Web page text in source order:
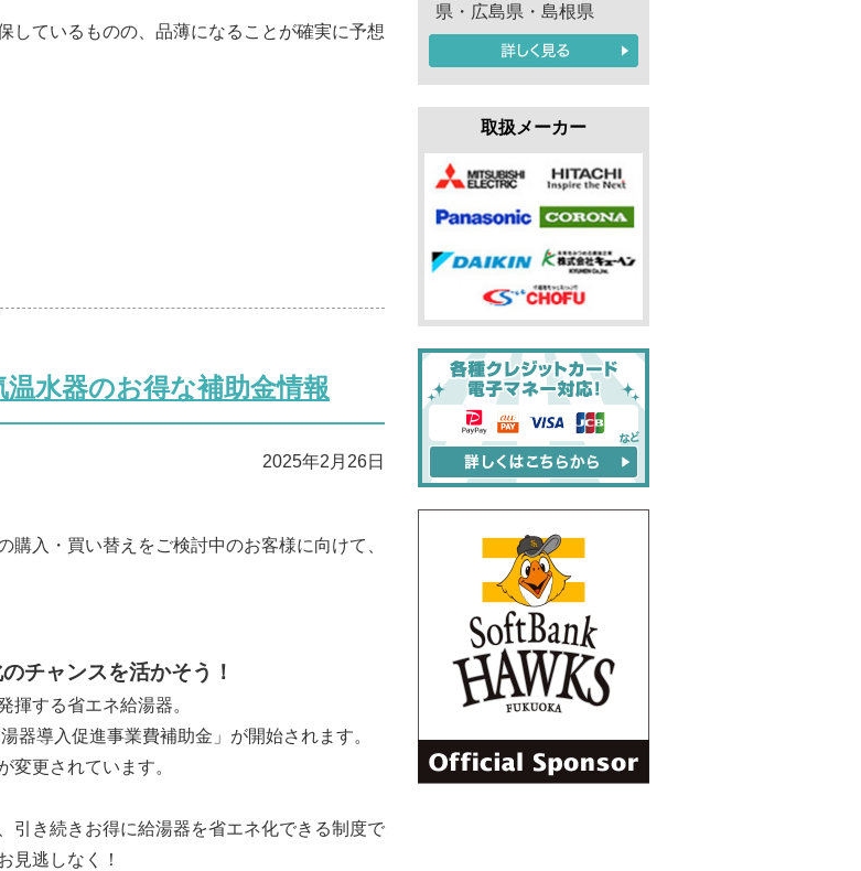
しているものの、品薄になることが確実に予想
水器のお得な補助金情報
2025年2月26日
入・買い替えをご検討中のお客様に向けて、
チャンスを活かそう！
揮する省エネ給湯器。
器導入促進事業費補助金」が開始されます。
変更されています。
引き続きお得に給湯器を省エネ化できる制度で
見逃しなく！
県・広島県・島根県
取扱メーカー